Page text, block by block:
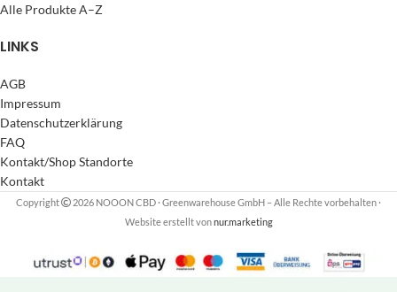
Alle Produkte A–Z
LINKS
AGB
Impressum
Datenschutzerklärung
FAQ
Kontakt/Shop Standorte
Kontakt
Copyright 2026 NOOON CBD · Greenwarehouse GmbH – Alle Rechte vorbehalten·
Website erstellt vonnur.marketing